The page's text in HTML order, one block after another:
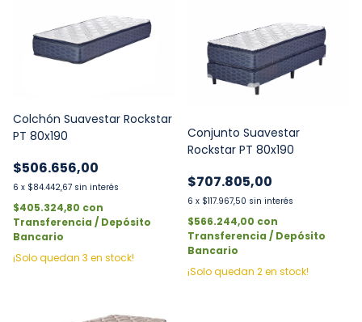
Colchón Suavestar Rockstar
PT 80x190
$506.656,00
6 x $84.442,67 sin interés
$405.324,80 con
Transferencia / Depósito
Bancario
¡Solo quedan 3 en stock!
Conjunto Suavestar
Rockstar PT 80x190
$707.805,00
6 x $117.967,50 sin interés
$566.244,00 con
Transferencia / Depósito
Bancario
¡Solo quedan 2en stock!